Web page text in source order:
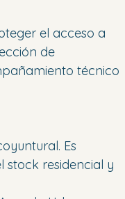
el acceso a
de
técnico
Es
stock residencial y